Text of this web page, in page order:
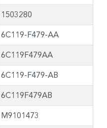
1503280
6C119-F479-AA
6C119F479AA
6C119-F479-AB
6C119F479AB
M9101473